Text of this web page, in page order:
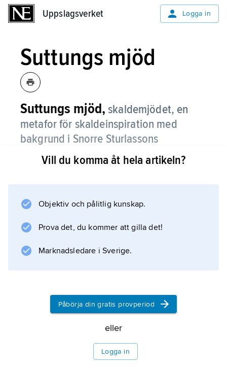
Uppslagsverket Logga in
Suttungs mjöd
Suttungs mjöd, skaldemjödet, en
metafor för skaldeinspiration med
bakgrund i Snorre Sturlassons
berättelse om hur dvärgarna Fjalar och
Galar dräpte den vise Kvaser och
kärl (bl.a. kärletOdrörer
Suttung sedan gömde i sitt berg.
I skepnad av en orm tog sig Oden in i berget,
förförde Suttungs dotter Gunnlöd och stal
Information om artikeln
Vill du komma åt hela artikeln?
Objektiv och pålitlig kunskap.
Prova det, du kommer att gilla det!
Marknadsledare i Sverige.
Påbörja din gratis provperiod
eller
Logga in